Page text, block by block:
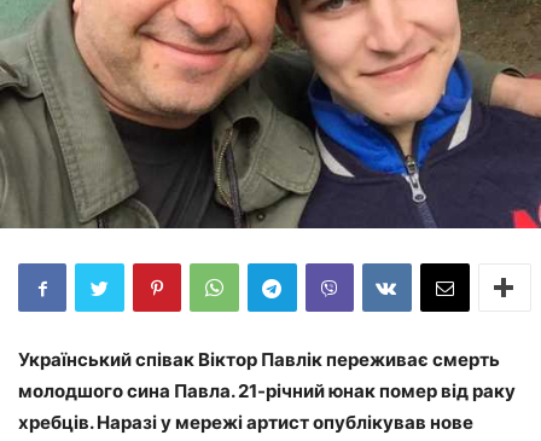
Український співак Віктор Павлік переживає смерть
молодшого сина Павла. 21-річний юнак помер від раку
хребців. Наразі у мережі артист опублікував нове